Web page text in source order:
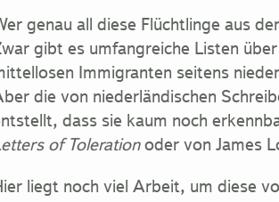
genau all diese Flüchtlinge aus
gibt es umfangreiche Listen
Immigranten seitens
die von niederländischen
dass sie kaum noch
of Tolerationoder von James
liegt noch viel Arbeit, um diese